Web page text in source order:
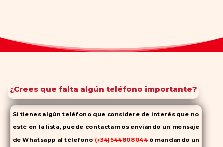
¿Crees que falta algún teléfono importante?
Si tienes algún teléfono que considere de interés que no
esté en la lista, puede contactarnos enviando un mensaje
de Whatsapp al télefono (+34)644808044 ó mandando un